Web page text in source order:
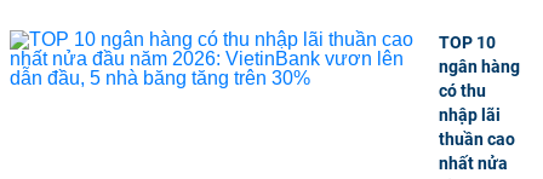
TOP 10
ngân hàng
có thu
nhập lãi
thuần cao
nhất nửa